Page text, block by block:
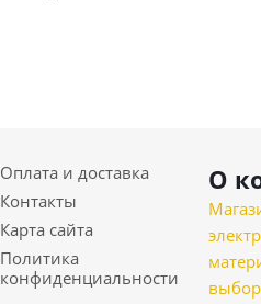
Оплата и доставка
Контакты
Карта сайта
Политика
конфиденциальности
О